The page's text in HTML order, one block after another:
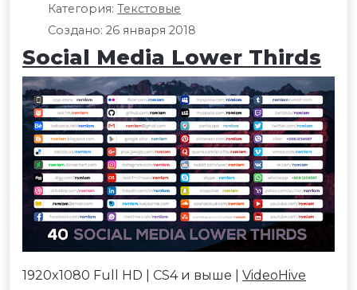
Категория: Текстовые
Создано: 26 января 2018
Social Media Lower Thirds
1920x1080 Full HD | CS4 и выше | VideoHive